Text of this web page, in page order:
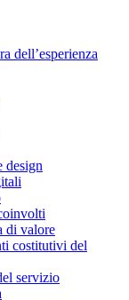
dell’esperienza
design
di valore
costitutivi del
servizio